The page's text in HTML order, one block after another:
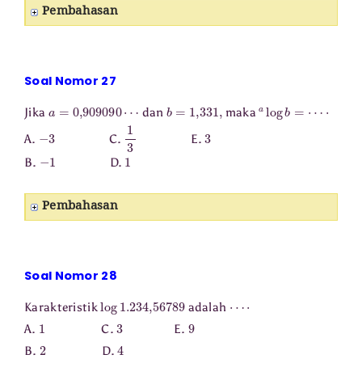
Pembahasan
Soal Nomor 27
Jika ,909090 dan b ,331, makaa log b
A. 3 C. 13 E.3
B. 1 D. 1
Pembahasan
Soal Nomor 28
Karakteristiklog 1.234 56789 adalah
A. 1 C.3 E. 9
B. 2D. 4